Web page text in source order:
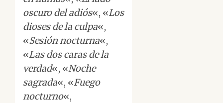
oscuro del adiós«, «Los
dioses de la culpa«,
«Sesión nocturna«,
«Las dos caras de la
verdad«, «Noche
sagrada«, «Fuego
nocturno«,